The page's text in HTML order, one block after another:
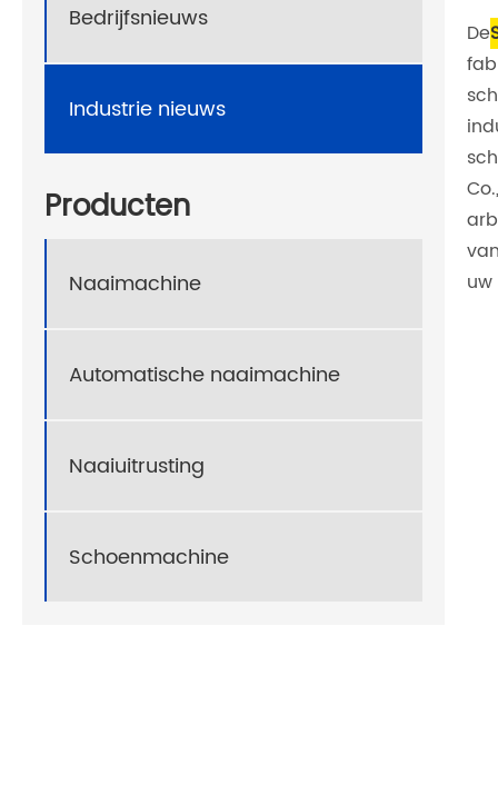
Bedrijfsnieuws
Industrie nieuws
Producten
Naaimachine
Automatische naaimachine
Naaiuitrusting
Schoenmachine
De